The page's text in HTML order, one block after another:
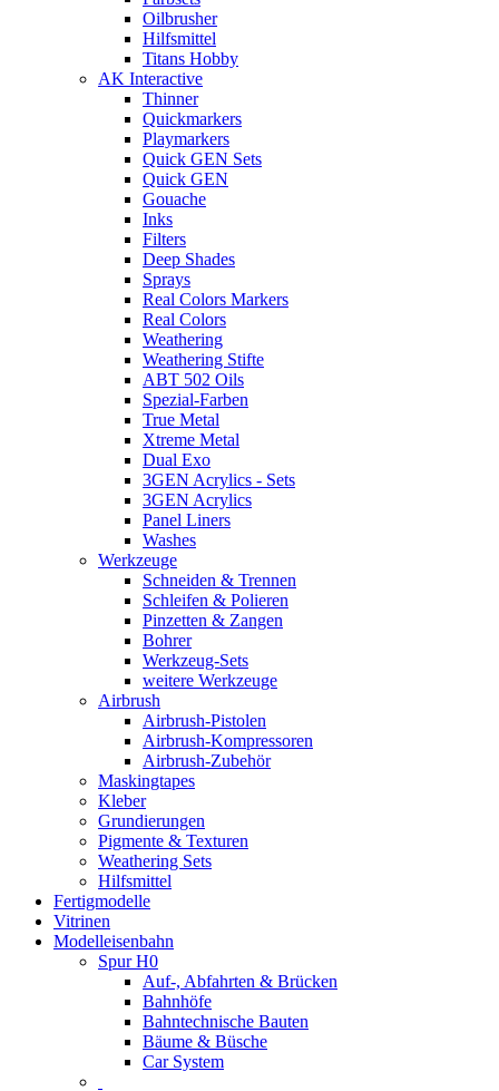
Oilbrusher
Hilfsmittel
Titans Hobby
AK Interactive
Thinner
Quickmarkers
Playmarkers
Quick GEN Sets
Quick GEN
Gouache
Inks
Filters
Deep Shades
Sprays
Real Colors Markers
Real Colors
Weathering
Weathering Stifte
ABT 502 Oils
Spezial-Farben
True Metal
Xtreme Metal
Dual Exo
3GEN Acrylics - Sets
3GEN Acrylics
Panel Liners
Washes
Werkzeuge
Schneiden & Trennen
Schleifen & Polieren
Pinzetten & Zangen
Bohrer
Werkzeug-Sets
weitere Werkzeuge
Airbrush
Airbrush-Pistolen
Airbrush-Kompressoren
Airbrush-Zubehör
Maskingtapes
Kleber
Grundierungen
Pigmente & Texturen
Weathering Sets
Hilfsmittel
Fertigmodelle
Vitrinen
Modelleisenbahn
Spur H0
Auf-, Abfahrten & Brücken
Bahnhöfe
Bahntechnische Bauten
Bäume & Büsche
Car System